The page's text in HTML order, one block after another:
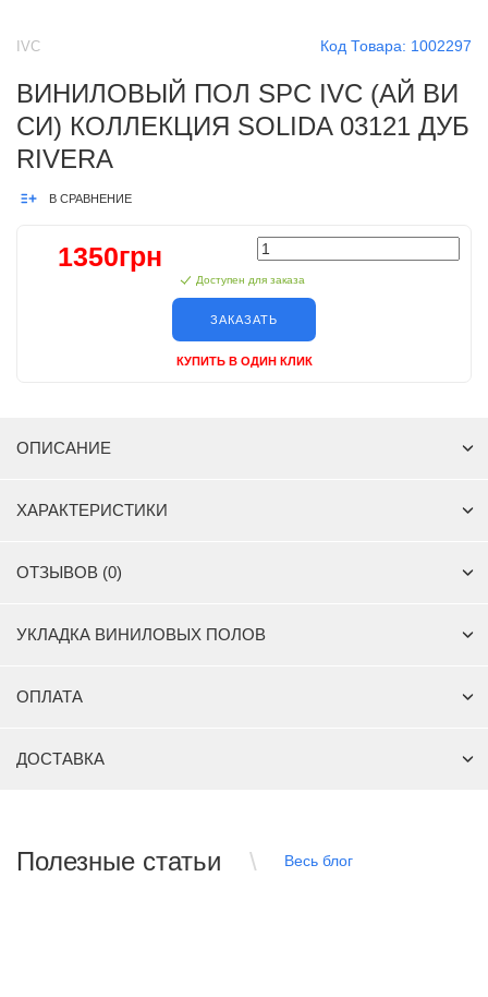
Код Товара: 1002297
IVC
ВИНИЛОВЫЙ ПОЛ SPC IVC (АЙ ВИ
СИ) КОЛЛЕКЦИЯ SOLIDA 03121 ДУБ
RIVERA
В СРАВНЕНИЕ
1350грн
Доступен для заказа
ЗАКАЗАТЬ
КУПИТЬ В ОДИН КЛИК
ОПИСАНИЕ
ХАРАКТЕРИСТИКИ
ОТЗЫВОВ (0)
УКЛАДКА ВИНИЛОВЫХ ПОЛОВ
ОПЛАТА
ДОСТАВКА
Полезные статьи Весь блог